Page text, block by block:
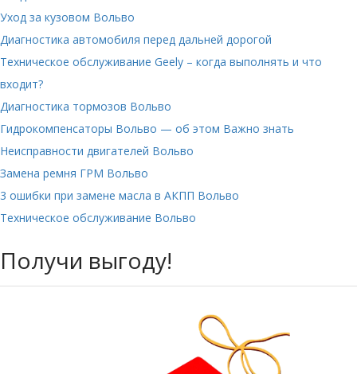
Уход за кузовом Вольво
Диагностика автомобиля перед дальней дорогой
Техническое обслуживание Geely – когда выполнять и что
входит?
Диагностика тормозов Вольво
Гидрокомпенсаторы Вольво — об этом Важно знать
Неисправности двигателей Вольво
Замена ремня ГРМ Вольво
3 ошибки при замене масла в АКПП Вольво
Техническое обслуживание Вольво
Получи выгоду!